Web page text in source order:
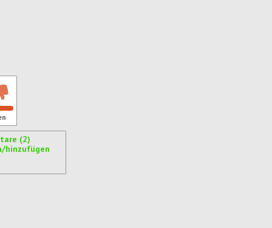
(2)
hinzufügen